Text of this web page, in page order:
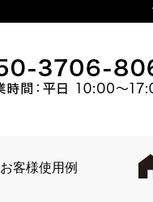
お客様使用例